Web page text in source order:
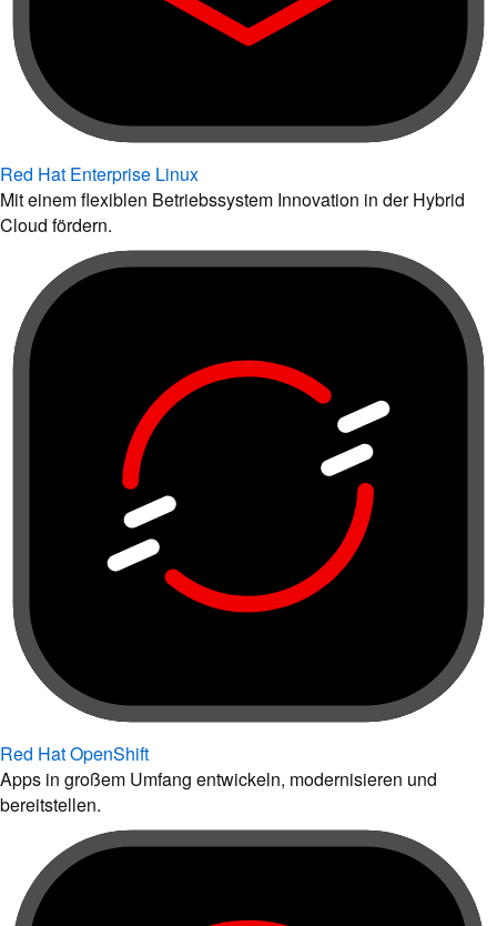
Red Hat Enterprise Linux
Mit einem flexiblen Betriebssystem Innovation in der Hybrid
Cloud fördern.
Red Hat OpenShift
Apps in großem Umfang entwickeln, modernisieren und
bereitstellen.